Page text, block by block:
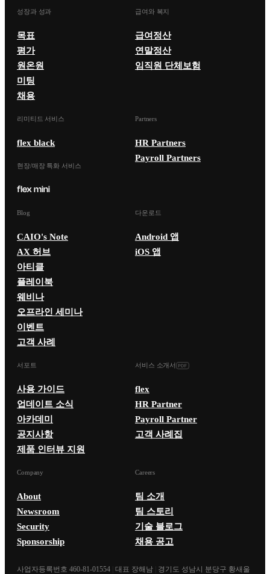
성장과 성과
목표
평가
원온원
미팅
채용
급여와 복지
급여정산
연말정산
임직원 단체보험
리미티드 서비스
flex black
현장/매장 특화 서비스
Partners
HR Partners
Payroll Partners
Blog
CAIO's Note
AX 허브
아티클
플레이북
웨비나
오프라인 세미나
이벤트
고객 사례
다운로드
Android 앱
iOS 앱
서포트
사용 가이드
업데이트 소식
아카데미
공지사항
제품 인터뷰 지원
서비스 소개서
flex
HR Partner
Payroll Partner
고객 사례집
Company
About
Newsroom
Security
Sponsorship
Careers
팀 소개
팀 스토리
기술 블로그
채용 공고
사업자등록번호 460-81-01554 대표 장해남 경기도 성남시 분당구 황새울